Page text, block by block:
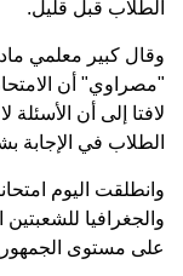
الطلاب قبل قليل.
وقال كبير معلمي
"مصراوي" أن
لافتا إلى أن الأسئلة
الطلاب في الإجابة
وانطلقت اليوم
والجغرافيا
على مستوى